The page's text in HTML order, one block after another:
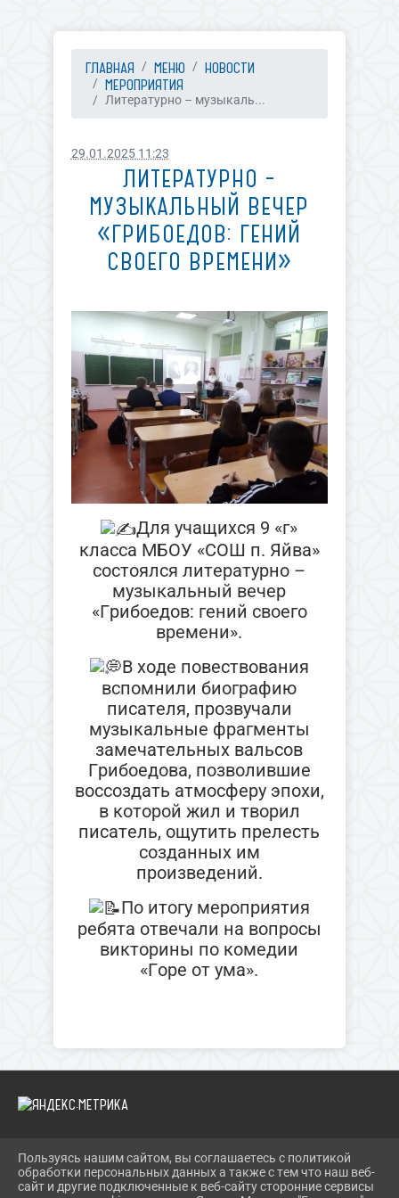
ГЛАВНАЯ МЕНЮ
НОВОСТИ
МЕРОПРИЯТИЯ
Литературно – музыкаль...
29.01.2025 11:23
ЛИТЕРАТУРНО –
МУЗЫКАЛЬНЫЙ ВЕЧЕР
«ГРИБОЕДОВ: ГЕНИЙ
СВОЕГО ВРЕМЕНИ»
Для учащихся 9 «г»
класса МБОУ «СОШ п. Яйва»
состоялся литературно –
музыкальный вечер
«Грибоедов: гений своего
времени».
В ходе повествования
вспомнили биографию
писателя, прозвучали
музыкальные фрагменты
замечательных вальсов
Грибоедова, позволившие
воссоздать атмосферу эпохи,
в которой жил и творил
писатель, ощутить прелесть
созданных им
произведений.
По итогу мероприятия
ребята отвечали на вопросы
викторины по комедии
«Горе от ума».
2026 Г. BIBLIOYAIVA.RU
ВХОД
КАРТА САЙТА
Пользуясь нашим сайтом, вы соглашаетесь с политикой
обработки персональных данных а также с тем что наш веб-
сайт и другие подключенные к веб-сайту сторонние сервисы